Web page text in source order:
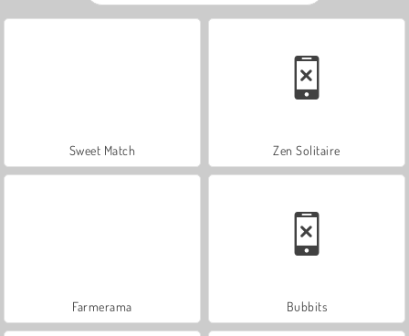
Sweet Match Zen Solitaire
Farmerama Bubbits